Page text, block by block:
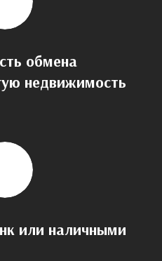
обмена
недвижимость
или наличными